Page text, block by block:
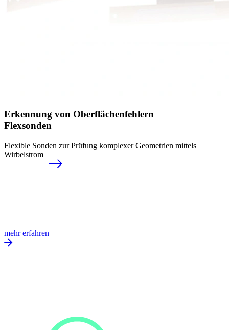
Erkennung von Ober­flächenfehlern
Flexsonden
Flexible Sonden zur Prüfung komplexer Geometrien mittels
Wirbelstrom
mehr erfahren